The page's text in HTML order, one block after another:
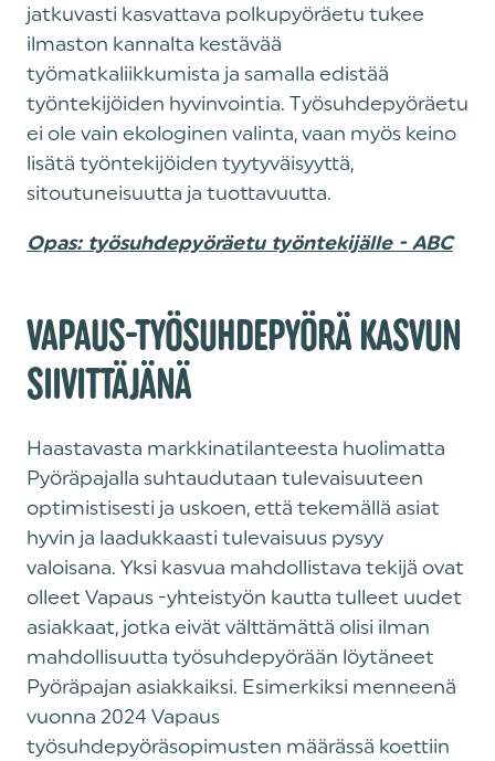
jatkuvasti kasvattava polkupyöräetu tukee
ilmaston kannalta kestävää
työmatkaliikkumista ja samalla edistää
työntekijöiden hyvinvointia. Työsuhdepyöräetu
ei ole vain ekologinen valinta, vaan myös keino
lisätä työntekijöiden tyytyväisyyttä,
sitoutuneisuutta ja tuottavuutta.
Opas: työsuhdepyöräetu työntekijälle - ABC
VAPAUS-TYÖSUHDEPYÖRÄ KASVUN
SIIVITTÄJÄNÄ
Haastavasta markkinatilanteesta huolimatta
Pyöräpajalla suhtaudutaan tulevaisuuteen
optimistisesti ja uskoen, että tekemällä asiat
hyvin ja laadukkaasti tulevaisuus pysyy
valoisana. Yksi kasvua mahdollistava tekijä ovat
olleet Vapaus -yhteistyön kautta tulleet uudet
asiakkaat, jotka eivät välttämättä olisi ilman
mahdollisuutta työsuhdepyörään löytäneet
Pyöräpajan asiakkaiksi. Esimerkiksi menneenä
vuonna 2024 Vapaus
työsuhdepyöräsopimusten määrässä koettiin